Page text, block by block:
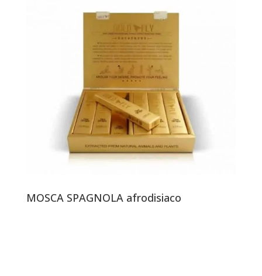
MOSCA SPAGNOLA afrodisiaco